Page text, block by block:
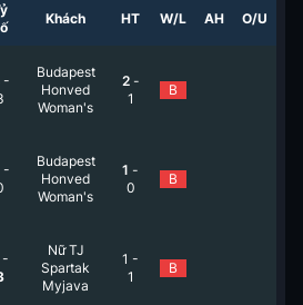
Khách HT W/L AH O/U
-
Budapest
Honved
Woman's
2 -
1
B
-
Budapest
Honved
Woman's
1 -
0
B
-
Nữ TJ
Spartak
Myjava
1 -
1
B